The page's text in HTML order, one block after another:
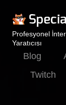
Profesyonel
Yaratıcısı
Blog
Twitch